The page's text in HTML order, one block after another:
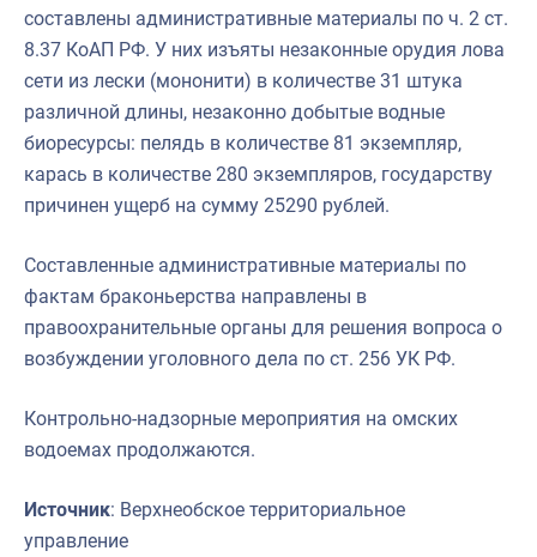
составлены административные материалы по ч. 2 ст.
8.37 КоАП РФ. У них изъяты незаконные орудия лова
сети из лески (мононити) в количестве 31 штука
различной длины, незаконно добытые водные
биоресурсы: пелядь в количестве 81 экземпляр,
карась в количестве 280 экземпляров, государству
причинен ущерб на сумму 25290 рублей.
Составленные административные материалы по
фактам браконьерства направлены в
правоохранительные органы для решения вопроса о
возбуждении уголовного дела по ст. 256 УК РФ.
Контрольно-надзорные мероприятия на омских
водоемах продолжаются.
Источник: Верхнеобское территориальное
управление